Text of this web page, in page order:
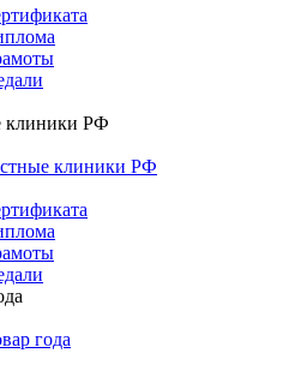
клиники РФ
клиники РФ
года